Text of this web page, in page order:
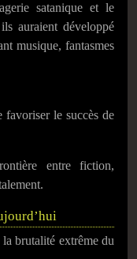
satanique et le
auraient développé
musique, fantasmes
favoriser le succès de
entre fiction,
brutalité extrême du